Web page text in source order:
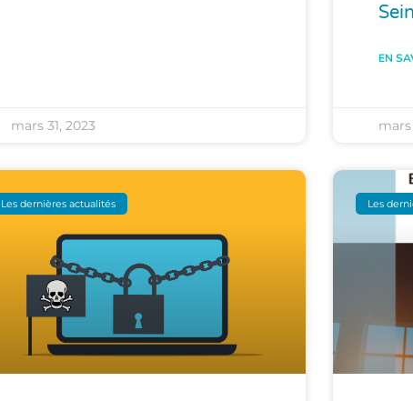
mars 31, 2023
EN
mars
Les dernières actualités Les